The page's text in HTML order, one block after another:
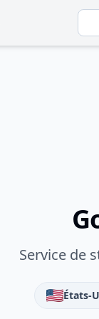
Service de
États-